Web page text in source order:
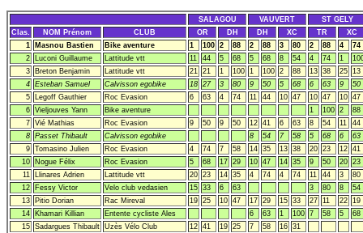
SALAGOU VAUVERT
ST GELY
Clas.
NOM Prénom CLUB OR DH DH XC TR
XC
1
Masnou Bastien Bike aventure 1 100 2 88 2 88 3 80 2 88 4
74
2
Luconi Guillaume Lattitude vtt 11 44 5 68 5 68 8 54 4 74 1
3
Breton Benjamin Lattitude vtt 21 21 1 100 1 100 2 88 13 38 25 13
4 Esteban Samuel Calvisson egobike 18 27 3 80 9 50 5 68 6 63 9
50
5
Legoff Gauthier Roc Evasion 6 63 4 74 11 44 10 47 10 47 10 47
6 Vieljouves Yann Bike aventure 1 100 2
88
7 Vié Mathias Roc Evasion 9 50 9 50 12 41 6 63 8 54 11
44
8 Passet Thibault Calvisson egobike 8 54 7 58 5 68 6
63
9 Tomasino Julien Roc Evasion 4 74 7 58 14 35 13 38 20 23 12 41
10
Nogue Félix Roc Evasion 5 68 17 29 10 47 14 35 9 50 20 23
11
Llinares Adrien Lattitude vtt 20 23 14 35 4 74 4 74 11 44 3
80
12
Fessy Victor Velo club vedasien 15 33 6 63 3 80 8
54
13
Pitio Dorian Rac Mireval 19 25 10 47 17 29 15 33 27 11 22 19
14
Khamari Killian Entente cycliste Ales 6 63 1 100 7 58 5
68
15 Sadargues Thibault Uzès Vélo Club 12 41 19 25 7 58 16 31